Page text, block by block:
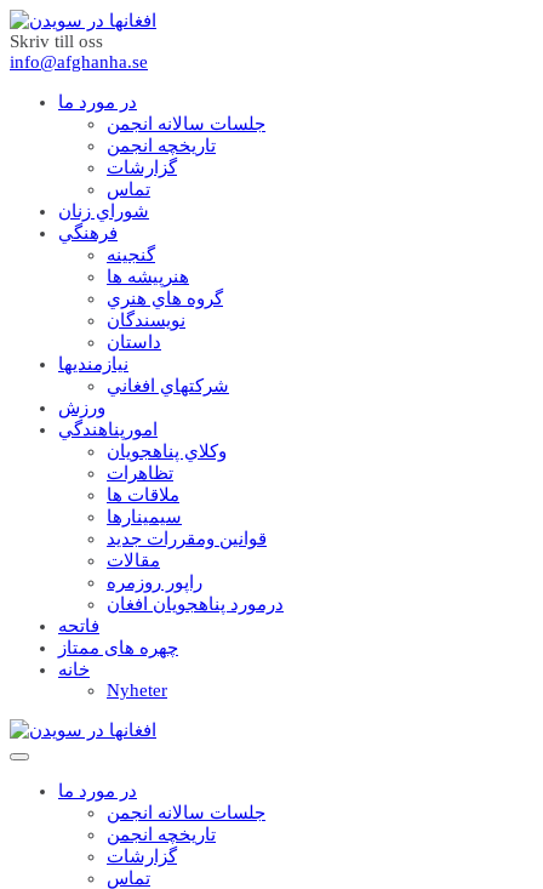
Skriv till oss
info@afghanha.se
در مورد ما
جلسات سالانه انجمن
تاریخچه انجمن
گزارشات
تماس
شوراي زنان
فرهنگي
گنجينه
هنرپيشه ها
گروه هاي هنري
نويسندگان
داستان
نيازمنديها
شرکتهاي افغاني
ورزش
امورپناهندگي
وکلاي پناهجويان
تظاهرات
ملاقات ها
سيمينارها
قوانين ومقررات جديد
مقالات
راپور روزمره
درمورد پناهجويان افغان
فاتحه
چهره های ممتاز
خانه
Nyheter
در مورد ما
جلسات سالانه انجمن
تاریخچه انجمن
گزارشات
تماس